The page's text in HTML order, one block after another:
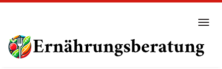
main
content